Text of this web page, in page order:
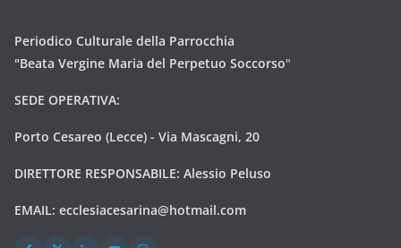
Periodico Culturale della Parrocchia
"Beata Vergine Maria del Perpetuo Soccorso"
SEDE OPERATIVA:
Porto Cesareo (Lecce) - Via Mascagni, 20
DIRETTORE RESPONSABILE: Alessio Peluso
EMAIL: ecclesiacesarina@hotmail.com